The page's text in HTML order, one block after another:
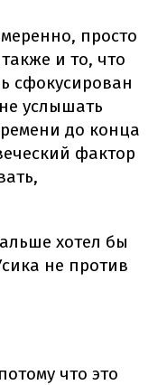
просто
и то, что
сфокусирован
услышать
до конца
фактор
хотел бы
не против
что это